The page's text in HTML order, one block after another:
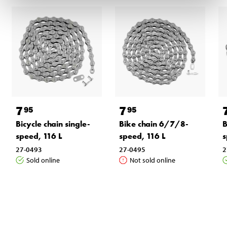
795
Bicycle chain single-
speed, 116 L
27-0493
Sold online
795
Bike chain 6/7/8-
speed, 116 L
27-0495
Not sold online